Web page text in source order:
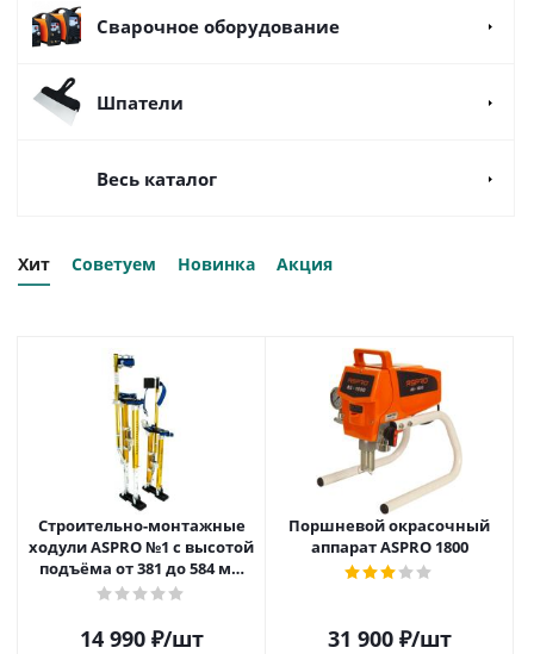
Сварочное оборудование
Шпатели
Весь каталог
Хит Советуем Новинка Акция
Строительно-монтажные
ходули ASPRO №1 с высотой
подъёма от 381 до 584 мм
(15"-23")
14 990₽/шт
Поршневой окрасочный
аппарат ASPRO 1800
31 900₽/шт